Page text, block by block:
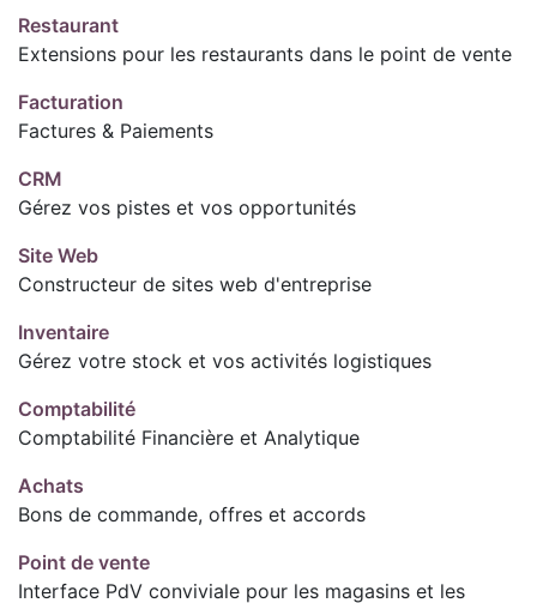
Restaurant
Extensions pour les restaurants dans le point de vente
Facturation
Factures & Paiements
CRM
Gérez vos pistes et vos opportunités
Site Web
Constructeur de sites web d'entreprise
Inventaire
Gérez votre stock et vos activités logistiques
Comptabilité
Comptabilité Financière et Analytique
Achats
Bons de commande, offres et accords
Point de vente
Interface PdV conviviale pour les magasins et les